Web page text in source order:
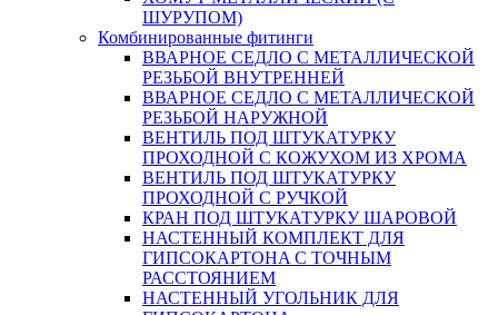
ШУРУПОМ)
Комбинированные фитинги
ВВАРНОЕ СЕДЛО С МЕТАЛЛИЧЕСКОЙ
РЕЗЬБОЙ ВНУТРЕННЕЙ
ВВАРНОЕ СЕДЛО С МЕТАЛЛИЧЕСКОЙ
РЕЗЬБОЙ НАРУЖНОЙ
ВЕНТИЛЬ ПОД ШТУКАТУРКУ
ПРОХОДНОЙ С КОЖУХОМ ИЗ ХРОМА
ВЕНТИЛЬ ПОД ШТУКАТУРКУ
ПРОХОДНОЙ С РУЧКОЙ
КРАН ПОД ШТУКАТУРКУ ШАРОВОЙ
НАСТЕННЫЙ КОМПЛЕКТ ДЛЯ
ГИПСОКАРТОНA С ТОЧНЫМ
РАССТОЯНИЕМ
НАСТЕННЫЙ УГОЛЬНИК ДЛЯ